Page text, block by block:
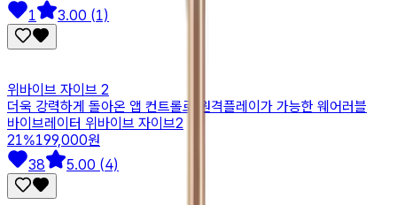
1
3.00 (1)
위바이브 자이브 2
더욱 강력하게 돌아온 앱 컨트롤로 원격플레이가 가능한 웨어러블
바이브레이터 위바이브 자이브2
21%199,000원
38
5.00 (4)